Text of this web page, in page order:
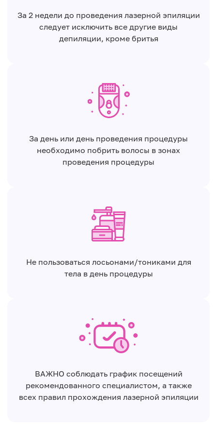
За 2 недели до проведения лазерной эпиляции
следует исключить все другие виды
депиляции, кроме бритья
За день или день проведения процедуры
необходимо побрить волосы в зонах
проведения процедуры
Не пользоваться лосьонами/тониками для
тела в день процедуры
ВАЖНО соблюдать график посещений
рекомендованного специалистом, а также
всех правил прохождения лазерной эпиляции